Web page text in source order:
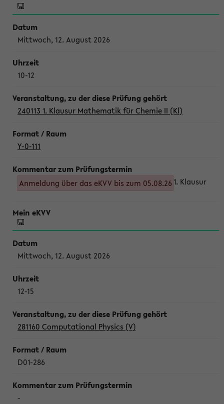
Mittwoch, 12. August 2026
10-12
240113 1. Klausur Mathematik für Chemie II (Kl)
Y-0-111
Anmeldung über das eKVV bis zum 05.08.26 1. Klausur
Mittwoch, 12. August 2026
12-15
281160 Computational Physics (V)
D01-286
-